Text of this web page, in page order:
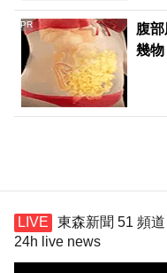
腹
幾
PR
東森新聞 51 頻
24h live news